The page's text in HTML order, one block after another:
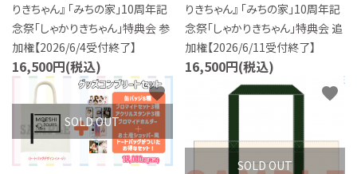
りきちゃん』 「みちの家」10周年記
念祭「しゃかりきちゃん」特典会 参
加権【2026/6/4受付終了】
16,500円(税込)
りきちゃん』 「みちの家」10周年記
念祭「しゃかりきちゃん」特典会 追
加権【2026/6/11受付終了】
16,500円(税込)
SOLD OUT
favorite
SOLD OUT
favorite